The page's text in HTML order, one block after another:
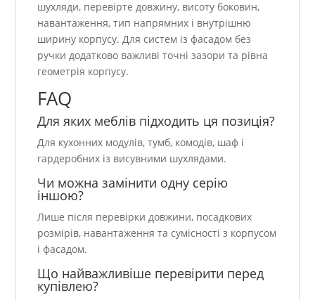
шухляди, перевірте довжину, висоту боковин,
навантаження, тип напрямних і внутрішню
ширину корпусу. Для систем із фасадом без
ручки додатково важливі точні зазори та рівна
геометрія корпусу.
FAQ
Для яких меблів підходить ця позиція?
Для кухонних модулів, тумб, комодів, шаф і
гардеробних із висувними шухлядами.
Чи можна замінити одну серію
іншою?
Лише після перевірки довжини, посадкових
розмірів, навантаження та сумісності з корпусом
і фасадом.
Що найважливіше перевірити перед
купівлею?